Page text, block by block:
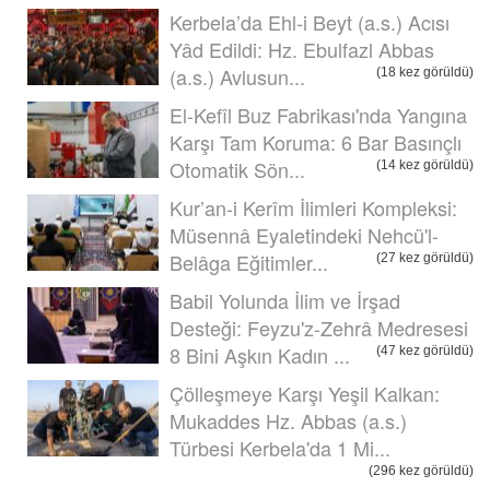
Kerbela’da Ehl-i Beyt (a.s.) Acısı
Yâd Edildi: Hz. Ebulfazl Abbas
(a.s.) Avlusun...
(18 kez görüldü)
El-Kefîl Buz Fabrikası'nda Yangına
Karşı Tam Koruma: 6 Bar Basınçlı
Otomatik Sön...
(14 kez görüldü)
Kur’an-i Kerîm İlimleri Kompleksi:
Müsennâ Eyaletindeki Nehcü'l-
Belâga Eğitimler...
(27 kez görüldü)
Babil Yolunda İlim ve İrşad
Desteği: Feyzu'z-Zehrâ Medresesi
8 Bini Aşkın Kadın ...
(47 kez görüldü)
Çölleşmeye Karşı Yeşil Kalkan:
Mukaddes Hz. Abbas (a.s.)
Türbesi Kerbela'da 1 Mi...
(296 kez görüldü)